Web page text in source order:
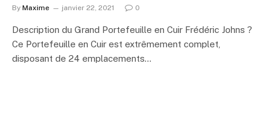
By Maxime janvier 22, 2021 0
Description du Grand Portefeuille en Cuir Frédéric Johns ?
Ce Portefeuille en Cuir est extrêmement complet,
disposant de 24 emplacements…